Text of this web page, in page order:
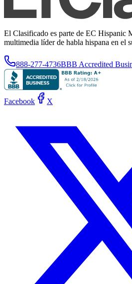
El Clasificado es parte de EC Hispanic
multimedia líder de habla hispana en el
888-277-4736BBB Accredited
Facebook X